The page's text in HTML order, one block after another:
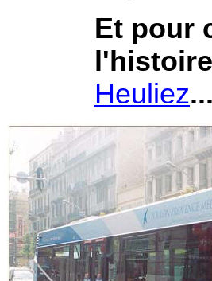
Et pour
Heuliez